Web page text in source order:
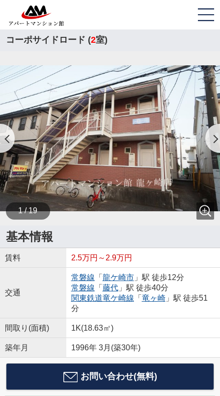
コーポサイドロード (2室)
1 / 19
基本情報
賃料 2.5万円～2.9万円
交通
常磐線 「 龍ケ崎市」駅 徒歩12分
常磐線 「 藤代」駅 徒歩40分
関東鉄道竜ケ崎線 「 竜ヶ崎」駅 徒歩51
分
間取り(面積) 1K(18.63㎡)
築年月 1996年 3月(築30年)
お問い合わせ(無料)